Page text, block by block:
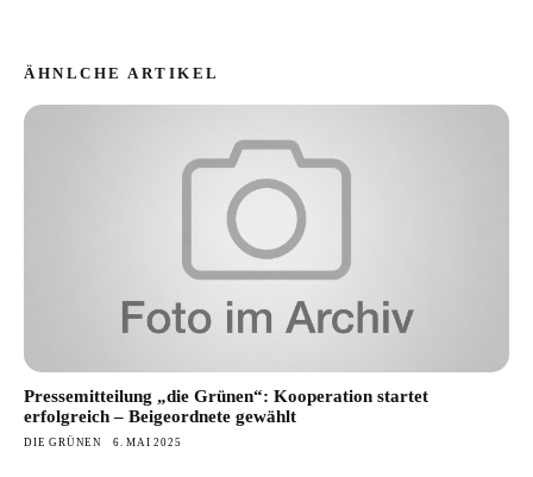
ÄHNLCHE ARTIKEL
Pressemitteilung „die Grünen“: Kooperation startet
erfolgreich – Beigeordnete gewählt
DIE GRÜNEN 6. MAI 2025